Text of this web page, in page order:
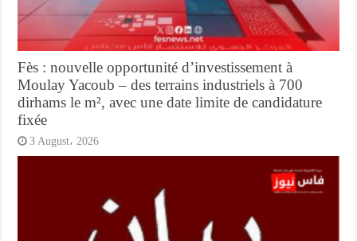
Fès : nouvelle opportunité d’investissement à
Moulay Yacoub – des terrains industriels à 700
dirhams le m², avec une date limite de candidature
fixée
3 August، 2026